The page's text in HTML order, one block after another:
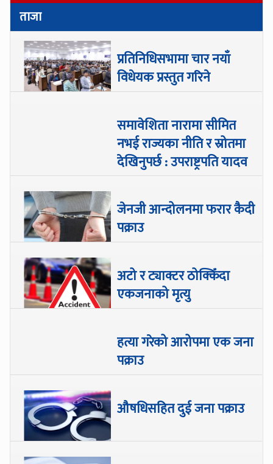
ताजा
प्रतिनिधिसभामा चार नयाँ
विधेयक प्रस्तुत गरिने
समावेशिता नारामा सीमित
नभई राज्यका नीति र स्रोतमा
देखिनुपर्छ : उपराष्ट्रपति यादव
जेनजी आन्दोलनमा फरार कैदी
पक्राउ
अटो र ट्याक्टर ठोक्किँदा
एकजनाको मृत्यु
हत्या गरेको आरोपमा एक जना
पक्राउ
औषधिसहित दुई जना पक्राउ